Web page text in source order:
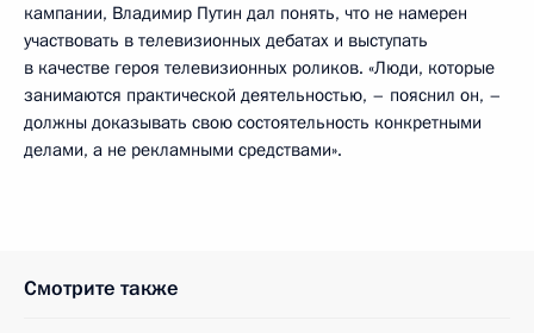
кампании, Владимир Путин дал понять, что не намерен
участвовать в телевизионных дебатах и выступать
в качестве героя телевизионных роликов. «Люди, которые
занимаются практической деятельностью, – пояснил он, –
должны доказывать свою состоятельность конкретными
делами, а не рекламными средствами».
Смотрите также